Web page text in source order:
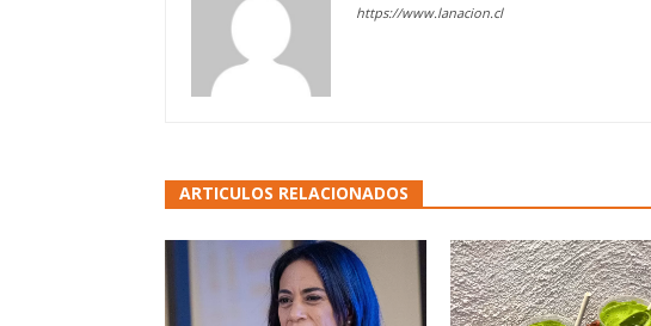
https://www.lanacion.cl
ARTICULOS RELACIONADOS